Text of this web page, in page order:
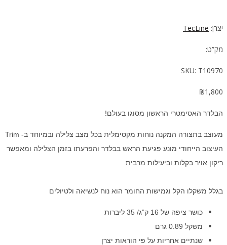
יצרן: TecLine
מק”ט:
SKU: T10970
₪1,800
הבלדר האסימטרי הראשון מסוגו בעולם!
מעוצב בתצורה המקנה נוחות מקסימלית בכל מצב צלילה ובמיוחד ב- Trim
העיצוב הייחודי מונע פגיעת הראש בבלדר והפרעתו בזמן הצלילה ומאפשר
ריקון אויר בקלות וביעילות מרבית
בגלל משקלו הקל וגמישות החומר הוא נוח לנשיאה ולטיולים
כושר ציפה של 16 ק”ג/ 35 ליברות
משקל 0.89 גרם
שנתיים אחריות על פי הוראות יצרן